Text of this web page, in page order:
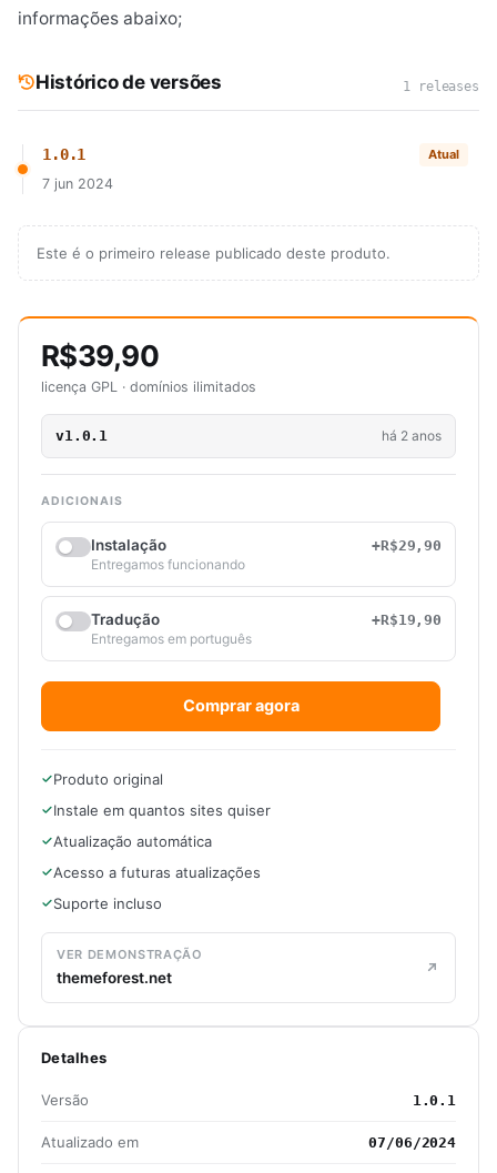
informações abaixo;
Histórico de versões 1 releases
1.0.1 Atual
7 jun 2024
Este é o primeiro release publicado deste produto.
R$39,90
licença GPL · domínios ilimitados
v1.0.1 há 2 anos
ADICIONAIS
Instalação
+R$29,90
Entregamos funcionando
Tradução
+R$19,90
Entregamos em português
Comprar agora
Produto original
Instale em quantos sites quiser
Atualização automática
Acesso a futuras atualizações
Suporte incluso
VER DEMONSTRAÇÃO
themeforest.net
Detalhes
Versão 1.0.1
Atualizado em 07/06/2024